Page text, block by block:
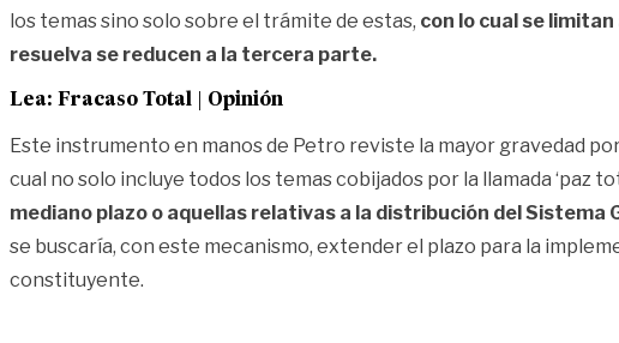
los temas sino solo sobre el trámite de estas, con lo cual se
resuelva se reducen a la tercera parte.
Lea: Fracaso Total | Opinión
Este instrumento en manos de Petro reviste la mayor gravedad
cual no solo incluye todos los temas cobijados por la llamada ‘paz
mediano plazo o aquellas relativas a la distribución del Sistema
se buscaría, con este mecanismo, extender el plazo para la
constituyente.